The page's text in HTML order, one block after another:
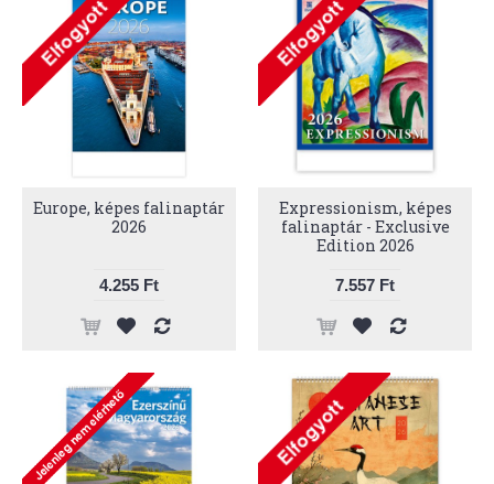
Europe, képes falinaptár
2026
4.255 Ft
Expressionism, képes
falinaptár - Exclusive
Edition 2026
7.557 Ft